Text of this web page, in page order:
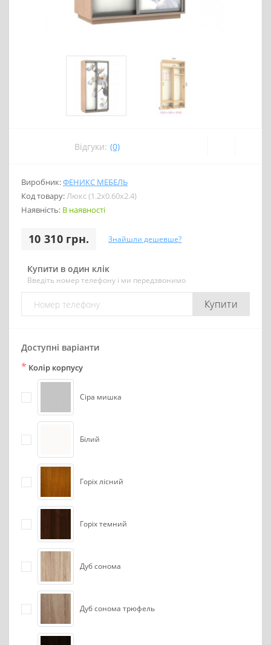
Відгуки: (0)
Виробник:ФЕНИКС МЕБЕЛЬ
Код товару:Люкс (1.2х0.60х2.4)
Наявність: В наявності
10 310 грн. Знайшли дешевше?
Купити в один клік
Введіть номер телефону і ми передзвонимо
Купити
Доступні варіанти
* Колір корпусу
Сіра мишка
Білий
Горіх лісний
Горіх темний
Дуб сонома
Дуб сонома трюфель